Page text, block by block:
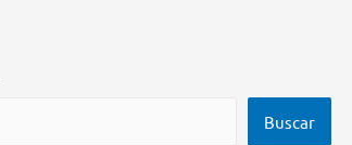
Buscar